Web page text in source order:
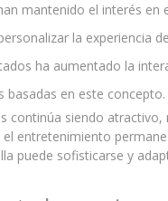
mantenido el interés en
la experiencia
ha aumentado la
basadas en este concepto.
continúa siendo atractivo,
entretenimiento
puede sofisticarse y